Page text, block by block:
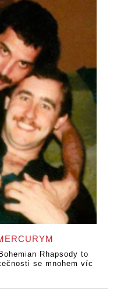
Rhapsody to
se mnohem víc